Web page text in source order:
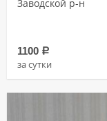
Заводской р-н
1100 a
за сутки